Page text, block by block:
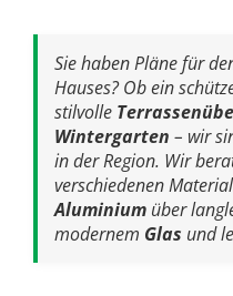
Sie haben Pläne für
Hauses? Ob ein
stilvolle
Wintergarten – wir
in der Region. Wir
verschiedenen
Aluminium über
modernem Glas und